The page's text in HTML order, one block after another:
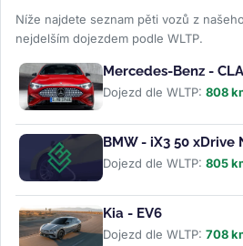
Níže najdete seznam pěti vozů z našeho
nejdelším dojezdem podle WLTP.
Mercedes-Benz -
Dojezd dle WLTP: 808
BMW - iX3 50 xDrive
Dojezd dle WLTP: 805
Kia - EV6
Dojezd dle WLTP: 708